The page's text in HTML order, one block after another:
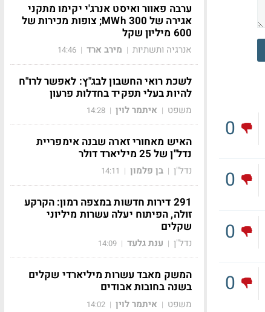
0
0
0
0
ערבה פאוור ואיסט אנרג'י יקימו מתקני
אגירה של 300 MWh; צופות מכירות של
600 מיליון שקל
אנרגיה ותשתיות | מירב ארד |
14:46
לשכת רואי החשבון לבג"ץ: לאפשר לרו"ח
להיות בעלי תפקיד בחדלות פרעון
משפט | איתמר לוין |
14:28
האיש מאחורי זארה שבנה אימפריית
נדל"ן של 25 מיליארד דולר
נדל"ן | בן פלמון |
14:11
291 דירות חדשות במצפה רמון: הקרקע
זולה, הפיתוח יעלה עשרות מיליוני
שקלים
נדל"ן | ענת גלעד |
14:09
המשק מאבד עשרות מיליארדי שקלים
בשנה בחובות אבודים
משפט | איתמר לוין |
14:02